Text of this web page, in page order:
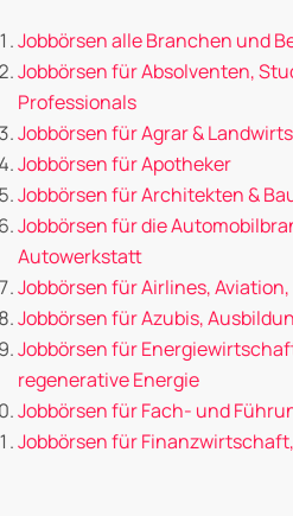
Jobbörsen alle Branchen und
Jobbörsen für Absolventen,
Professionals
Jobbörsen für Agrar &
Jobbörsen für Apotheker
Jobbörsen für Architekten &
Jobbörsen für die
Autowerkstatt
Jobbörsen für Airlines,
Jobbörsen für Azubis,
Jobbörsen für
regenerative Energie
Jobbörsen für Fach- und
Jobbörsen für